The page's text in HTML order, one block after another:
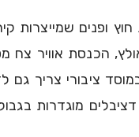
ופנים שמייצרות
הכנסת אוויר צח
מוגדרות